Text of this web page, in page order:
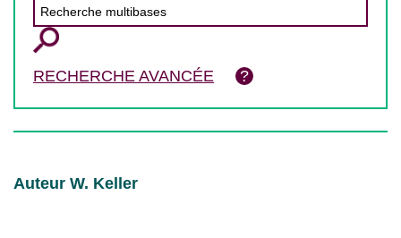
RECHERCHE AVANCÉE
Auteur W. Keller